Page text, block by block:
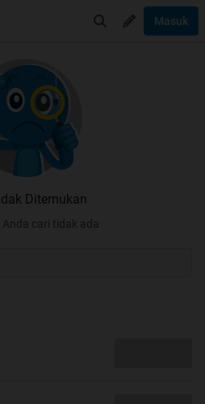
Masuk
Ditemukan
Anda cari tidak ada